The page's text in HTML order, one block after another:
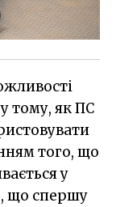
тому, як ПС
того, що
у
що спершу